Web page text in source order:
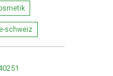
schweiz